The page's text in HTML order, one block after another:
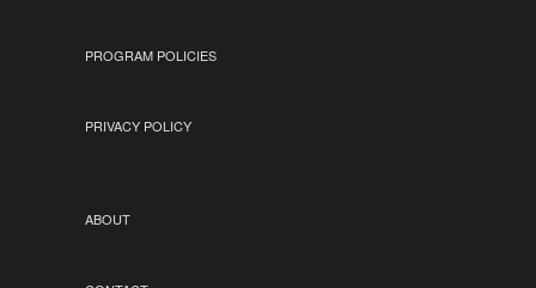
PROGRAM POLICIES
PRIVACY POLICY
ABOUT